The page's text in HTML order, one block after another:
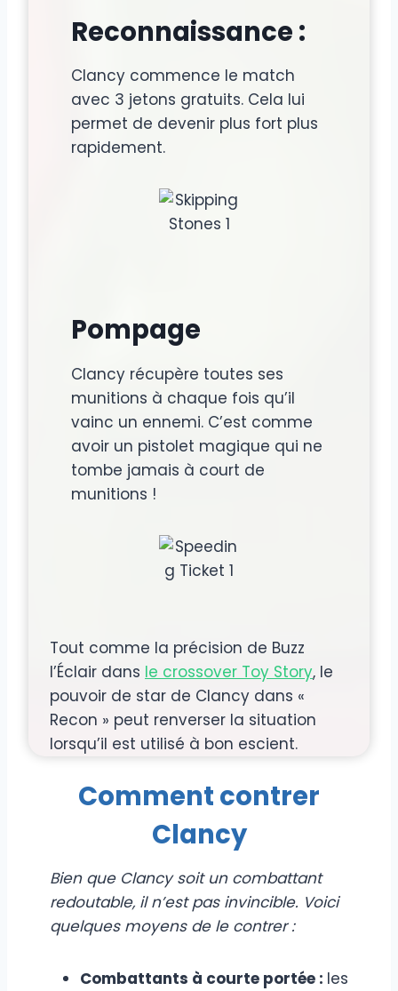
Reconnaissance :
Clancy commence le match
avec 3 jetons gratuits. Cela lui
permet de devenir plus fort plus
rapidement.
Pompage
Clancy récupère toutes ses
munitions à chaque fois qu’il
vainc un ennemi. C’est comme
avoir un pistolet magique qui ne
tombe jamais à court de
munitions !
Tout comme la précision de Buzz
l’Éclair dans le crossover Toy Story, le
pouvoir de star de Clancy dans «
Recon » peut renverser la situation
lorsqu’il est utilisé à bon escient.
Comment contrer
Clancy
Bien que Clancy soit un combattant
redoutable, il n’est pas invincible. Voici
quelques moyens de le contrer :
Combattants à courte portée : les